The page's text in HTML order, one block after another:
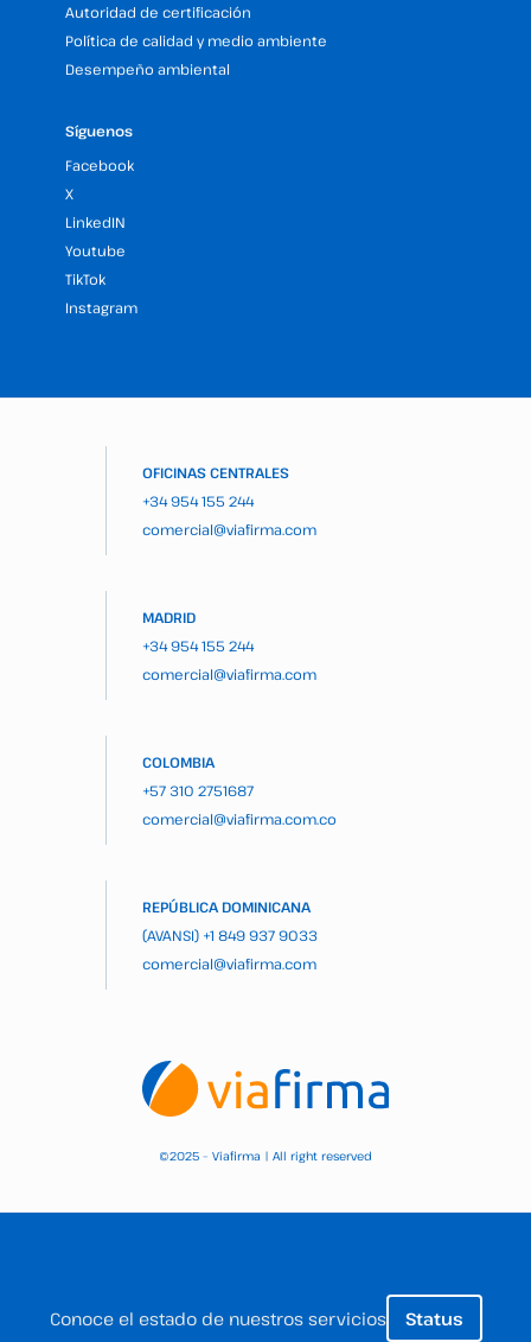
Autoridad de certificación
Política de calidad y medio ambiente
Desempeño ambiental
Síguenos
Facebook
X
LinkedIN
Youtube
TikTok
Instagram
OFICINAS CENTRALES
+34 954 155 244
comercial@viafirma.com
MADRID
+34 954 155 244
comercial@viafirma.com
COLOMBIA
+57 310 2751687
comercial@viafirma.com.co
REPÚBLICA DOMINICANA
(AVANSI) +1 849 937 9033
comercial@viafirma.com
©2025 – Viafirma | All right reserved
Conoce el estado de nuestros servicios Status